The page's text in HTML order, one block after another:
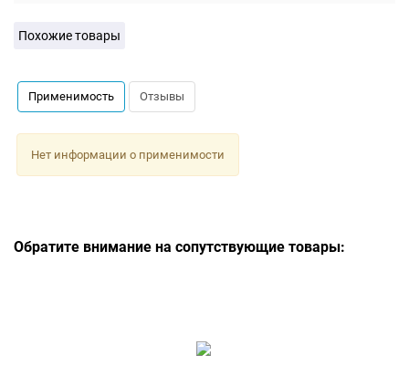
Похожие товары
Применимость Отзывы
Нет информации о применимости
Обратите внимание на сопутствующие товары: